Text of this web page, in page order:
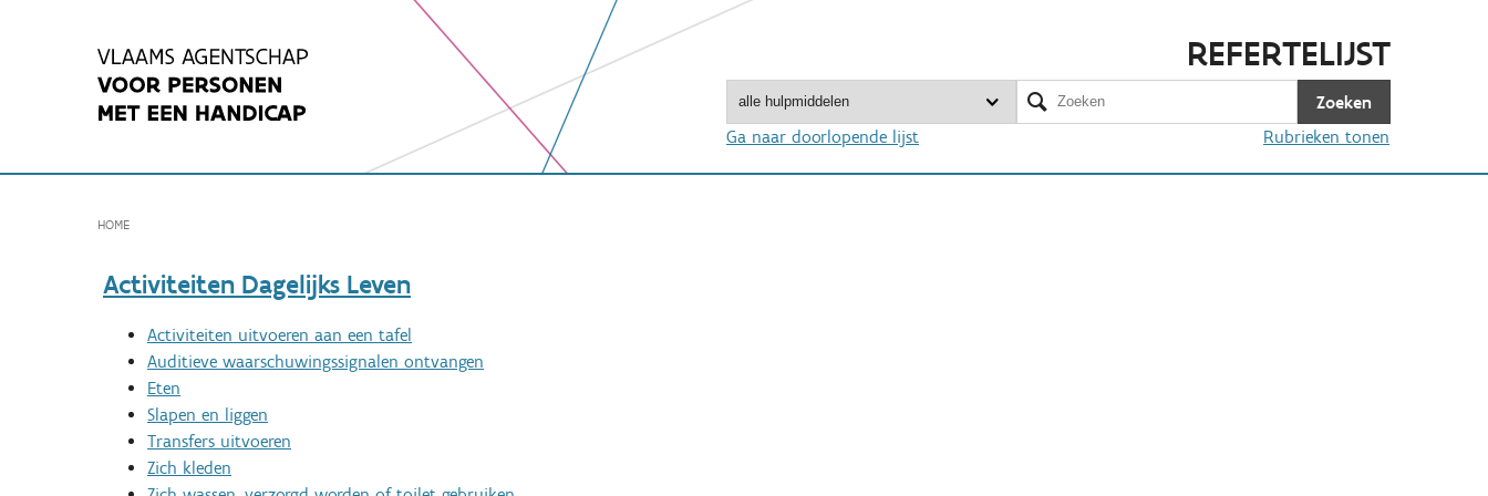
REFERTELIJST
Zoeken
Ga naar doorlopende lijst Rubrieken tonen
HOME
Activiteiten Dagelijks Leven
Activiteiten uitvoeren aan een tafel
Auditieve waarschuwingssignalen ontvangen
Eten
Slapen en liggen
Transfers uitvoeren
Zich kleden